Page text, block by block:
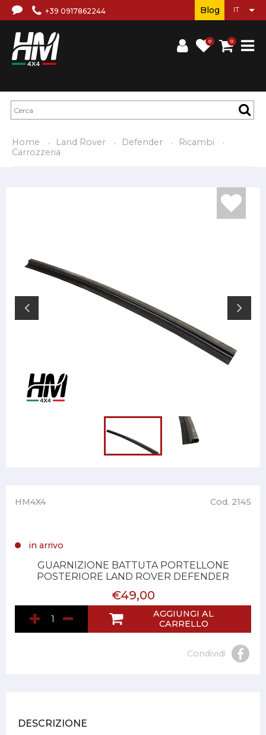
+39 0917862244
0 0
Blog
Home Land Rover Defender
Ricambi
Carrozzeria
HM4X4 Cod. 2145
in arrivo
GUARNIZIONE BATTUTA PORTELLONE
POSTERIORE LAND ROVER DEFENDER
€49,00
AGGIUNGI AL
CARRELLO
Condividi
DESCRIZIONE